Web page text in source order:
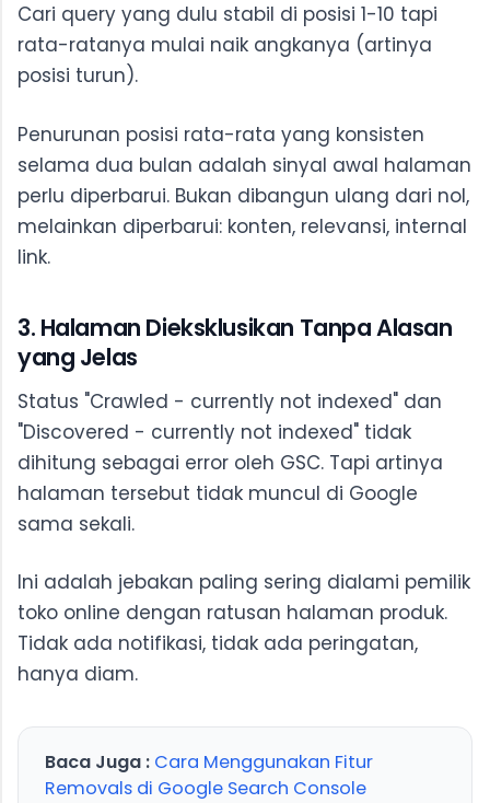
Cari query yang dulu stabil di posisi 1-10 tapi
rata-ratanya mulai naik angkanya (artinya
posisi turun).
Penurunan posisi rata-rata yang konsisten
selama dua bulan adalah sinyal awal halaman
perlu diperbarui. Bukan dibangun ulang dari nol,
melainkan diperbarui: konten, relevansi, internal
link.
3. Halaman Dieksklusikan Tanpa Alasan
yang Jelas
Status "Crawled - currently not indexed" dan
"Discovered - currently not indexed" tidak
dihitung sebagai error oleh GSC. Tapi artinya
halaman tersebut tidak muncul di Google
sama sekali.
Ini adalah jebakan paling sering dialami pemilik
toko online dengan ratusan halaman produk.
Tidak ada notifikasi, tidak ada peringatan,
hanya diam.
Baca Juga : Cara Menggunakan Fitur
Removals di Google Search Console